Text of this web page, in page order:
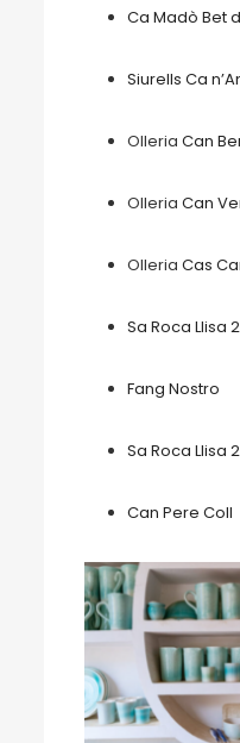
Ca Madò Bet
Siurells Ca
Olleria Can
Olleria Can
Olleria Cas
Sa Roca Llisa
Fang Nostro
Sa Roca Llisa
Can Pere Coll